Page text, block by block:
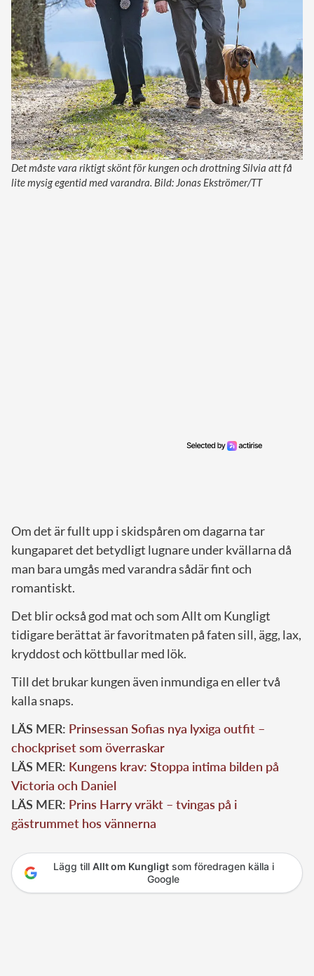
Det måste vara riktigt skönt för kungen och drottning Silvia att få
lite mysig egentid med varandra. Bild: Jonas Ekströmer/TT
Om det är fullt upp i skidspåren om dagarna tar
kungaparet det betydligt lugnare under kvällarna då
man bara umgås med varandra sådär fint och
romantiskt.
Det blir också god mat och som Allt om Kungligt
tidigare berättat är favoritmaten på faten sill, ägg, lax,
kryddost och köttbullar med lök.
Till det brukar kungen även inmundiga en eller två
kalla snaps.
LÄS MER: Prinsessan Sofias nya lyxiga outfit –
chockpriset som överraskar
LÄS MER: Kungens krav: Stoppa intima bilden på
Victoria och Daniel
LÄS MER: Prins Harry vräkt – tvingas på i
gästrummet hos vännerna
Lägg till Allt om Kungligtsom föredragen källa i
Google